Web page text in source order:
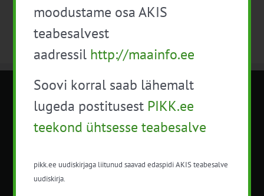
METK NÕUANDETEENISTUS
Nõuandeteenistuse nimetuse alt
nõustamisteenuseid.
moodustame osa AKIS
teabesalvest
aadressil http://maainfo.ee
Soovi korral saab lähemalt
lugeda postitusest PIKK.ee
teekond ühtsesse teabesalve
pikk.ee uudiskirjaga liitunud saavad edaspidi AKIS teabesalve
uudiskirja.